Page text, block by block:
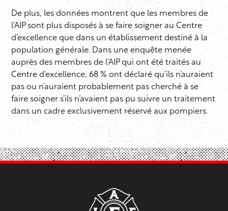
De plus, les données montrent que les membres de
l’AIP sont plus disposés à se faire soigner au Centre
d’excellence que dans un établissement destiné à la
population générale. Dans une enquête menée
auprès des membres de l’AIP qui ont été traités au
Centre d’excellence, 68 % ont déclaré qu’ils n’auraient
pas ou n’auraient probablement pas cherché à se
faire soigner s’ils n’avaient pas pu suivre un traitement
dans un cadre exclusivement réservé aux pompiers.